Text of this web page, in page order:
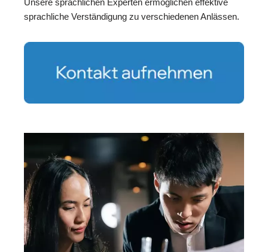
sprachliche Verständigung zu verschiedenen Anlässen.